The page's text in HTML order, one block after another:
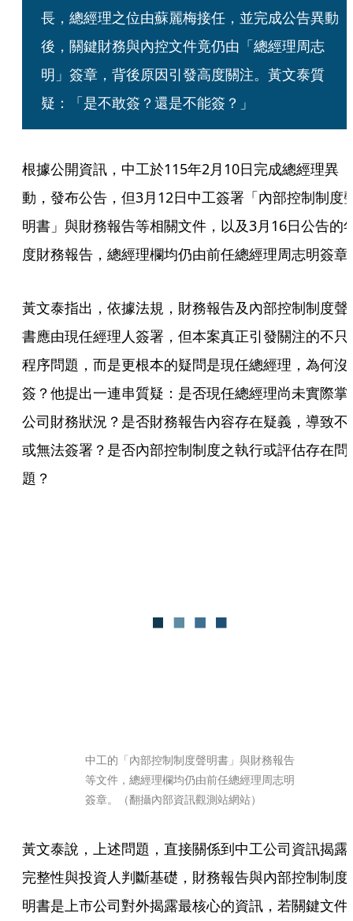
長，總經理之位由蘇麗梅接任，並完成公告異動
後，關鍵財務與內控文件竟仍由「總經理周志
明」簽章，背後原因引發高度關注。黃文泰質
疑：「是不敢簽？還是不能簽？」
根據公開資訊，中工於115年2月10日完成總經理異
動，發布公告，但3月12日中工簽署「內部控制制度
明書」與財務報告等相關文件，以及3月16日公告的
度財務報告，總經理欄均仍由前任總經理周志明簽章
黃文泰指出，依據法規，財務報告及內部控制制度聲
書應由現任經理人簽署，但本案真正引發關注的不只
程序問題，而是更根本的疑問是現任總經理，為何沒
簽？他提出一連串質疑：是否現任總經理尚未實際掌
公司財務狀況？是否財務報告內容存在疑義，導致不
或無法簽署？是否內部控制制度之執行或評估存在問
題？
中工的「內部控制制度聲明書」與財務報告
等文件，總經理欄均仍由前任總經理周志明
簽章。（翻攝內部資訊觀測站網站）
黃文泰說，上述問題，直接關係到中工公司資訊揭露
完整性與投資人判斷基礎，財務報告與內部控制制度
明書是上市公司對外揭露最核心的資訊，若關鍵文件